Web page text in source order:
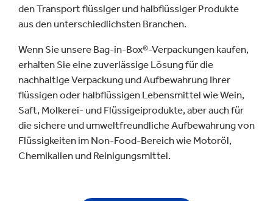
den Transport flüssiger und halbflüssiger Produkte
aus den unterschiedlichsten Branchen.
Wenn Sie unsere Bag-in-Box®-Verpackungen kaufen,
erhalten Sie eine zuverlässige Lösung für die
nachhaltige Verpackung und Aufbewahrung Ihrer
flüssigen oder halbflüssigen Lebensmittel wie Wein,
Saft, Molkerei- und Flüssigeiprodukte, aber auch für
die sichere und umweltfreundliche Aufbewahrung von
Flüssigkeiten im Non-Food-Bereich wie Motoröl,
Chemikalien und Reinigungsmittel.